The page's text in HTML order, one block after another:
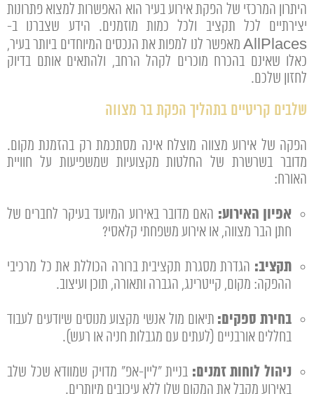
היתרון המרכזי של הפקת אירוע בעיר הוא האפשרות למצוא פתרונות
יצירתיים לכל תקציב ולכל כמות מוזמנים. הידע שצברנו ב-
AllPlaces מאפשר לנו למפות את הנכסים המיוחדים ביותר בעיר,
כאלו שאינם בהכרח מוכרים לקהל הרחב, ולהתאים אותם בדיוק
לחזון שלכם.
שלבים קריטיים בתהליך הפקת בר מצווה
הפקה של אירוע מצווה מוצלח אינה מסתכמת רק בהזמנת מקום.
מדובר בשרשרת של החלטות מקצועיות שמשפיעות על חוויית
האורח:
אפיון האירוע: האם מדובר באירוע המיועד בעיקר לחברים של
חתן הבר מצווה, או אירוע משפחתי קלאסי?
תקציב: הגדרת מסגרת תקציבית ברורה הכוללת את כל מרכיבי
ההפקה: מקום, קייטרינג, הגברה ותאורה, תוכן ועיצוב.
בחירת ספקים: תיאום מול אנשי מקצוע מנוסים שיודעים לעבוד
בחללים אורבניים (לעתים עם מגבלות חניה או רעש).
ניהול לוחות זמנים: בניית "ליין-אפ" מדויק שמוודא שכל שלב
באירוע מקבל את המקום שלו ללא עיכובים מיותרים.